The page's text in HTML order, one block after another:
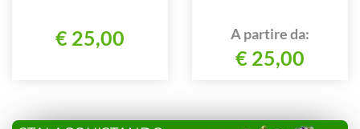
€ 25,00 A partire da:
€ 25,00